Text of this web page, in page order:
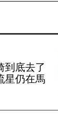
到底去了
星仍在馬